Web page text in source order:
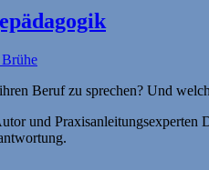
Beruf zu sprechen? Und
und